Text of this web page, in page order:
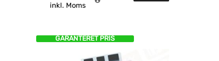
inkl. Moms
GARANTERET PRIS